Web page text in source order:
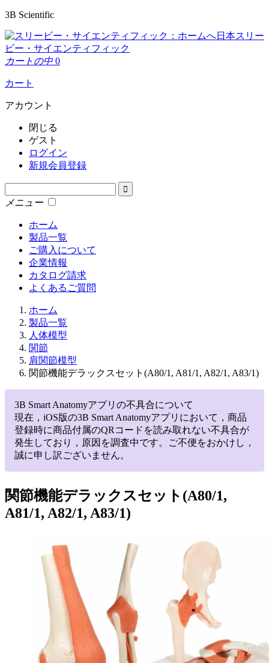
3B Scientific
日本スリー
ビー・サイエンティフィック
カートの中 0
カート
アカウント
閉じる
ゲスト
ログイン
新規会員登録
メニュー
ホーム
製品一覧
ご購入について
企業情報
カタログ請求
よくあるご質問
ホーム
製品一覧
人体模型
関節
肩関節模型
関節機能デラックスセット(A80/1, A81/1, A82/1, A83/1)
3B Smart Anatomyアプリの不具合について
現在，iOS版の3B Smart Anatomyアプリにおいて，商品
登録時に商品付属のQRコードを読み取れない不具合が
発生しており，原因を調査中です。ご不便をおかけし，
誠に申し訳ございません。
関節機能デラックスセット(A80/1,
A81/1, A82/1, A83/1)